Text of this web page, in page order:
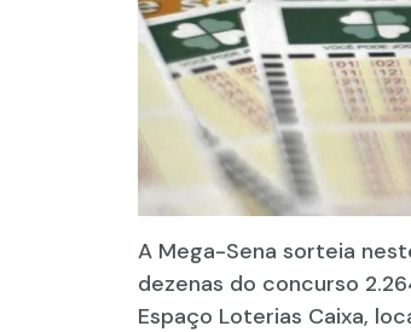
A Mega-Sena sorteia
dezenas do concurso
Espaço Loterias Caixa,